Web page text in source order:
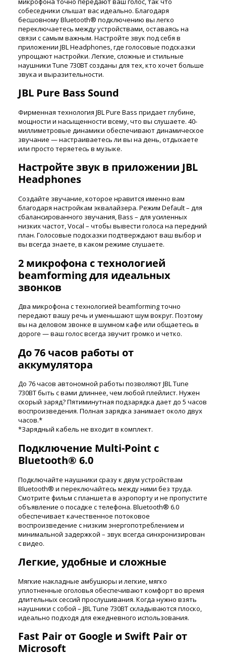
собеседники слышат вас идеально. Благодаря
бесшовному Bluetooth® подключению вы легко
переключаетесь между устройствами, оставаясь на
связи с самым важным. Настройте звук под себя в
приложении JBL Headphones, где голосовые подсказки
упрощают настройки. Легкие, сложные и стильные
наушники Tune 730BT созданы для тех, кто хочет больше
звука и выразительности.
JBL Pure Bass Sound
Фирменная технология JBL Pure Bass придает глубине,
мощности и насыщенности всему, что вы слушаете. 40-
миллиметровые динамики обеспечивают динамическое
звучание — настраиваетесь ли вы на день, отдыхаете
или просто теряетесь в музыке.
Настройте звук в приложении JBL
Headphones
Создайте звучание, которое нравится именно вам
благодаря настройкам эквалайзера. Режим Default – для
сбалансированного звучания, Bass – для усиленных
низких частот, Vocal – чтобы вывести голоса на передний
план. Голосовые подсказки подтверждают ваш выбор и
вы всегда знаете, в каком режиме слушаете.
2 микрофона с технологией
beamforming для идеальных
звонков
Два микрофона с технологией beamforming точно
передают вашу речь и уменьшают шум вокруг. Поэтому
вы на деловом звонке в шумном кафе или общаетесь в
дороге — ваш голос всегда звучит громко и четко.
До 76 часов работы от
аккумулятора
До 76 часов автономной работы позволяют JBL Tune
730BT быть с вами длиннее, чем любой плейлист. Нужен
скорый заряд? Пятиминутная подзарядка дает до 5 часов
воспроизведения. Полная зарядка занимает около двух
часов.*
*Зарядный кабель не входит в комплект.
Подключение Multi-Point с
Bluetooth® 6.0
Подключайте наушники сразу к двум устройствам
Bluetooth® и переключайтесь между ними без труда.
Смотрите фильм с планшета в аэропорту и не пропустите
объявление о посадке с телефона. Bluetooth® 6.0
обеспечивает качественное потоковое
воспроизведение с низким энергопотреблением и
минимальной задержкой – звук всегда синхронизирован
с видео.
Легкие, удобные и сложные
Мягкие накладные амбушюры и легкие, мягко
уплотненные оголовья обеспечивают комфорт во время
длительных сессий прослушивания. Когда нужно взять
наушники с собой – JBL Tune 730BT складываются плоско,
идеально подходя для ежедневного использования.
Fast Pair от Google и Swift Pair от
Microsoft